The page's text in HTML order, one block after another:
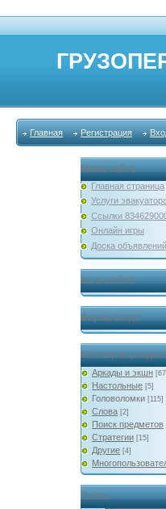
Главная Регистрация
Меню сайта
Главная страница
Услуги эвакуатора
Ссылки
Онлайн игры
Доска объявлений
мы в скайпе
Форма входа
Категории
Аркады и экшн [67]
Настольные [5]
Головоломки [115]
Слова [2]
Поиск предметов
Стратегии [15]
Другие [4]
Поиск